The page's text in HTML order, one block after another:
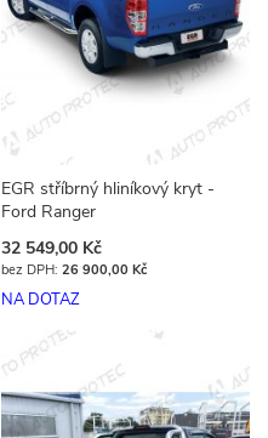
EGR stříbrný hliníkový kryt -
Ford Ranger
32 549,00 Kč
26 900,00 Kč
NA DOTAZ